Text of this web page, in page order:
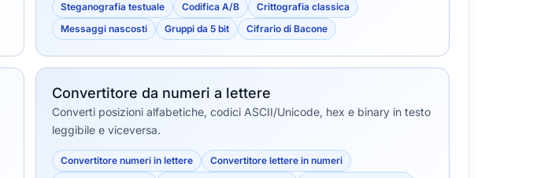
Steganografia testuale Codifica A/B
Crittografia classica
Messaggi nascosti
Gruppi da 5 bit Cifrario di Bacone
Convertitore da numeri a lettere
Converti posizioni alfabetiche, codici ASCII/Unicode, hex e binary in testo
leggibile e viceversa.
Convertitore numeri in lettere
Convertitore lettere in numeri